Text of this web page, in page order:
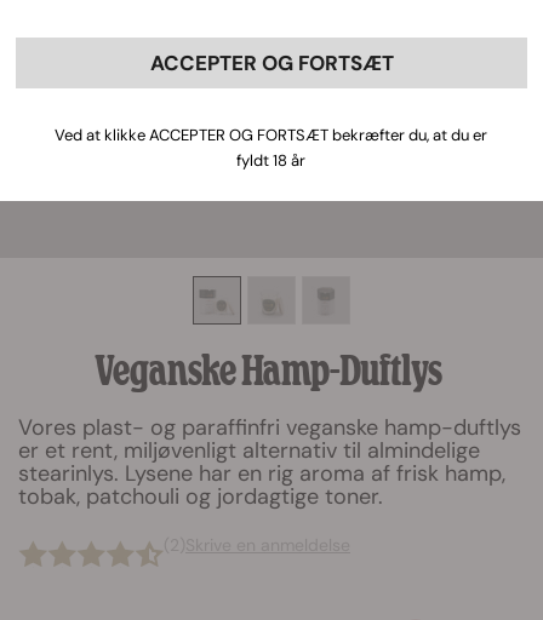
Veganske Hamp-Duftlys
Vores plast- og paraffinfri veganske hamp-duftlys
er et rent, miljøvenligt alternativ til almindelige
stearinlys. Lysene har en rig aroma af frisk hamp,
tobak, patchouli og jordagtige toner.
ACCEPTER OG FORTSÆT
Ved at klikke ACCEPTER OG FORTSÆT bekræfter du, at du er
fyldt 18 år